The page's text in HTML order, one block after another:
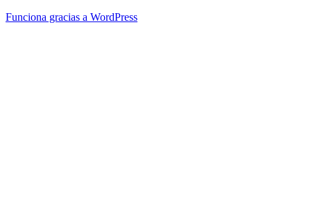
Funciona gracias a WordPress